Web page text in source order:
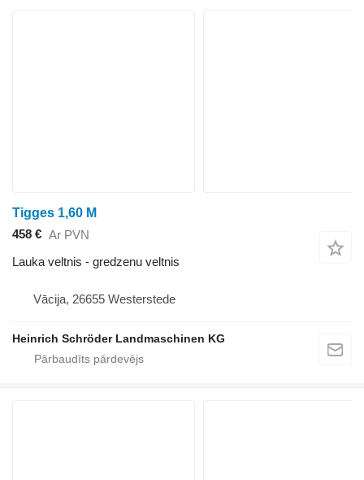
Tigges 1,60 M
458 € Ar PVN
Lauka veltnis - gredzenu veltnis
Vācija, 26655 Westerstede
Heinrich Schröder Landmaschinen KG